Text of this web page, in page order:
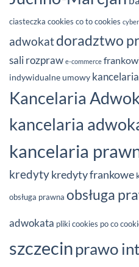
ciasteczka cookies co to cookies
adwokatdoradztwo
sali rozpraw e-commerce
indywidualne umowy
Kancelaria
kancelaria
kancelaria
kredytykredyty frankowe
obsługa prawna obsługa
adwokata pliki cookies po co
szczecin prawo